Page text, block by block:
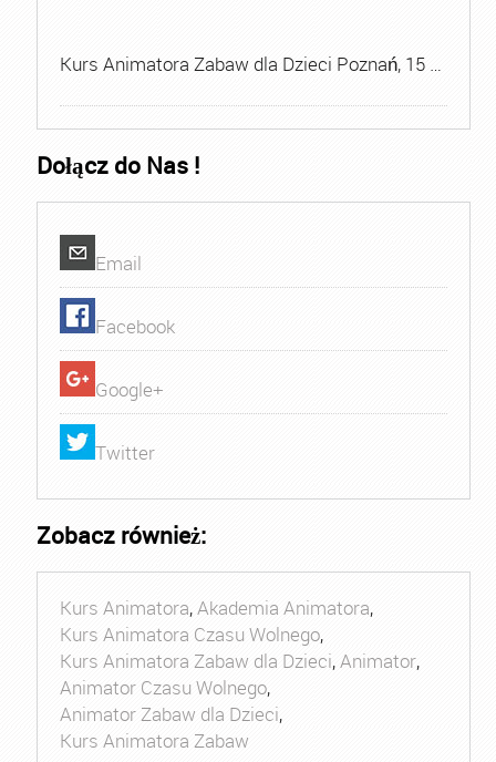
Kurs Animatora Zabaw dla Dzieci Poznań, 15 …
Dołącz do Nas !
Email
Facebook
Google+
Twitter
Zobacz również:
Kurs Animatora,Akademia Animatora,
Kurs Animatora Czasu Wolnego,
Kurs Animatora Zabaw dla Dzieci,Animator,
Animator Czasu Wolnego,
Animator Zabaw dla Dzieci,
Kurs Animatora Zabaw